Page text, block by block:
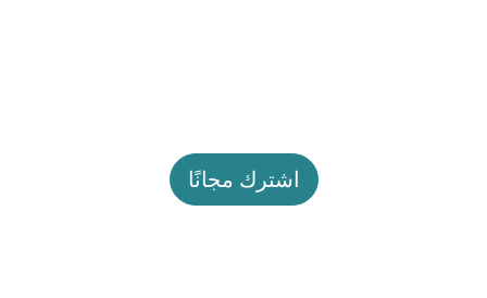
اشترك مجانًا